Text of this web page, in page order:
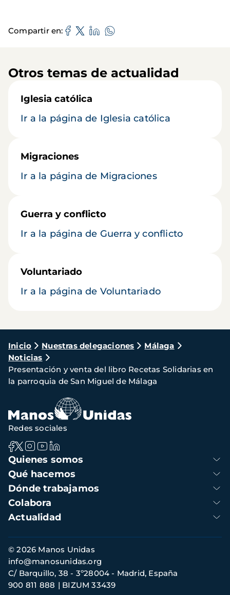
Compartir en
Otros temas de actualidad
Iglesia católica
Ir a la página de Iglesia católica
Migraciones
Ir a la página de Migraciones
Guerra y conflicto
Ir a la página de Guerra y conflicto
Voluntariado
Ir a la página de Voluntariado
Ruta
de
navegación
Inicio Nuestras delegaciones
Málaga
Noticias
Presentación y venta del libro Recetas Solidarias en
la parroquia de San Miguel de Málaga
Navegación
principal
Quienes somos
Qué hacemos
Dónde trabajamos
Colabora
Actualidad
Redes sociales
Información
de
contacto
© 2026 Manos Unidas
C/ Barquillo, 38 - 3º28004 - Madrid, España
900 811 888
BIZUM 33439
info@manosunidas.org